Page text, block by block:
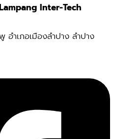
Inter-Tech
ำเภอเมืองลำปาง ลำปาง